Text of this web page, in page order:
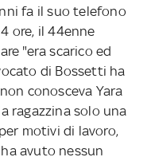
fa il suo telefono
ore, il 44enne
"era scarico ed
di Bossetti ha
conosceva Yara
ragazzina solo una
motivi di lavoro,
avuto nessun